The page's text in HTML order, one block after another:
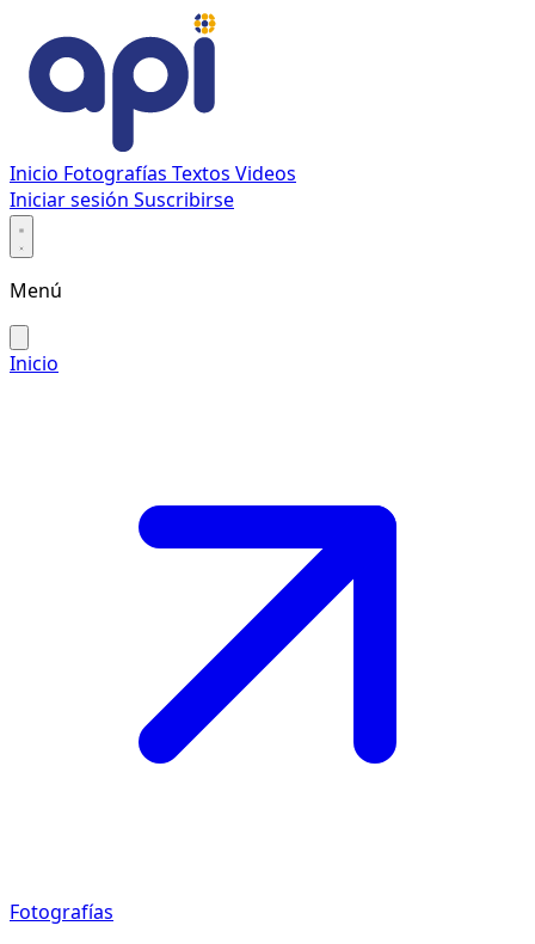
Inicio Fotografías Textos Videos
Iniciar sesión Suscribirse
Menú
Inicio
Fotografías